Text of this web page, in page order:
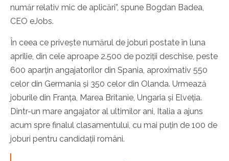
număr relativ mic de aplicări”, spune Bogdan Badea,
CEO eJobs.
În ceea ce privește numărul de joburi postate în luna
aprilie, din cele aproape 2.500 de poziții deschise, peste
600 aparțin angajatorilor din Spania, aproximativ 550
celor din Germania și 350 celor din Olanda. Urmează
joburile din Franța, Marea Britanie, Ungaria și Elveția.
Dintr-un mare angajator al ultimilor ani, Italia a ajuns
acum spre finalul clasamentului, cu mai puțin de 100 de
joburi pentru candidații români.